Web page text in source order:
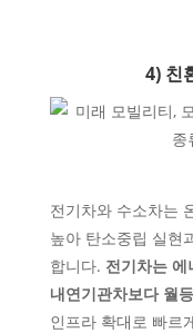
4) 친
전기차와 수소차는
높아 탄소중립 실현
합니다. 전기차는
내연기관차보다 월등
인프라 확대로 빠르